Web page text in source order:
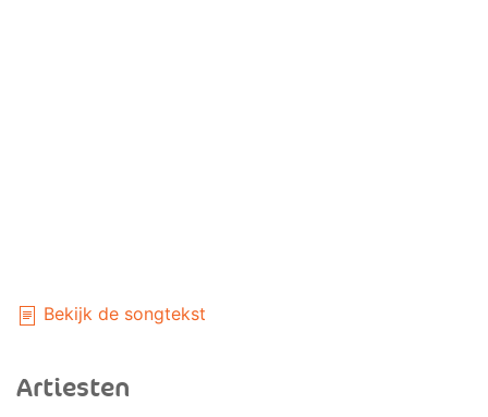
Bekijk de songtekst
Artiesten